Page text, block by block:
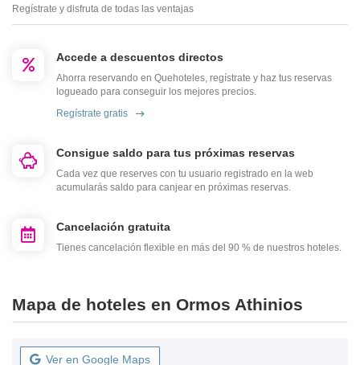
Regístrate y disfruta de todas las ventajas
Accede a descuentos directos
Ahorra reservando en Quehoteles, regístrate y haz tus reservas
logueado para conseguir los mejores precios.
Regístrate gratis
Consigue saldo para tus próximas reservas
Cada vez que reserves con tu usuario registrado en la web
acumularás saldo para canjear en próximas reservas.
Cancelación gratuita
Tienes cancelación flexible en más del 90 % de nuestros hoteles.
Mapa de hoteles en Ormos Athinios
Ver en Google Maps